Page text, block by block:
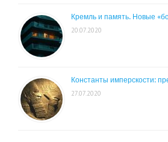
Кремль и память. Новые
20.07.2020
Константы имперскости:
27.07.2020